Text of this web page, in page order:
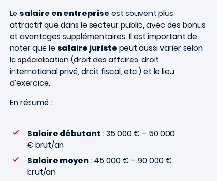
Le salaire en entreprise est souvent plus
attractif que dans le secteur public, avec des bonus
et avantages supplémentaires. Il est important de
noter que le salaire juriste peut aussi varier selon
la spécialisation (droit des affaires, droit
international privé, droit fiscal, etc.) et le lieu
d’exercice.
En résumé :
Salaire débutant : 35 000 € – 50 000
€ brut/an
Salaire moyen: 45 000 € – 90 000 €
brut/an